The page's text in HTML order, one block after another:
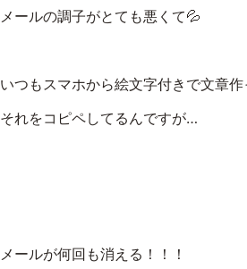
メールの調子がとても悪くて💦
いつもスマホから絵文字付きで文章作
それをコピペしてるんですが…
メールが何回も消える！！！